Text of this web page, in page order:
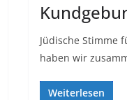
Jüdische Stimme
haben wir
Weiterlesen